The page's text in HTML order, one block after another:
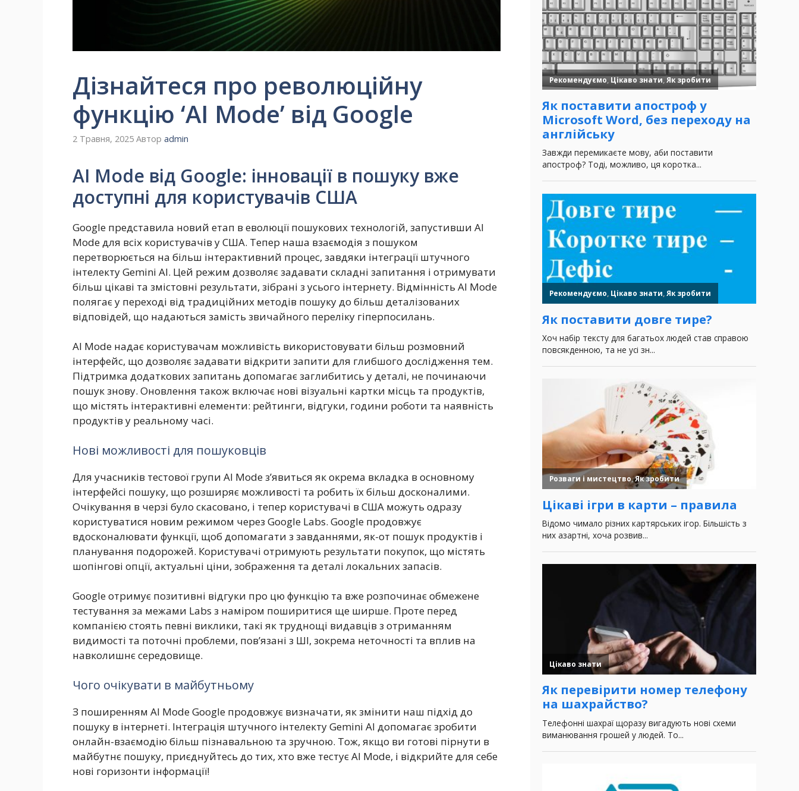
Дізнайтеся про революційну
функцію ‘AI Mode’ від Google
2 Травня, 2025 Автор admin
AI Mode від Google: інновації в пошуку вже
доступні для користувачів США
Google представила новий етап в еволюції пошукових технологій, запустивши AI
Mode для всіх користувачів у США. Тепер наша взаємодія з пошуком
перетворюється на більш інтерактивний процес, завдяки інтеграції штучного
інтелекту Gemini AI. Цей режим дозволяє задавати складні запитання і отримувати
більш цікаві та змістовні результати, зібрані з усього інтернету. Відмінність AI Mode
полягає у переході від традиційних методів пошуку до більш деталізованих
відповідей, що надаються замість звичайного переліку гіперпосилань.
AI Mode надає користувачам можливість використовувати більш розмовний
інтерфейс, що дозволяє задавати відкрити запити для глибшого дослідження тем.
Підтримка додаткових запитань допомагає заглибитись у деталі, не починаючи
пошук знову. Оновлення також включає нові візуальні картки місць та продуктів,
що містять інтерактивні елементи: рейтинги, відгуки, години роботи та наявність
продуктів у реальному часі.
Нові можливості для пошуковців
Для учасників тестової групи AI Mode з’явиться як окрема вкладка в основному
інтерфейсі пошуку, що розширяє можливості та робить їх більш досконалими.
Очікування в черзі було скасовано, і тепер користувачі в США можуть одразу
користуватися новим режимом через Google Labs. Google продовжує
вдосконалювати функції, щоб допомагати з завданнями, як-от пошук продуктів і
планування подорожей. Користувачі отримують результати покупок, що містять
шопінгові опції, актуальні ціни, зображення та деталі локальних запасів.
Google отримує позитивні відгуки про цю функцію та вже розпочинає обмежене
тестування за межами Labs з наміром поширитися ще ширше. Проте перед
компанією стоять певні виклики, такі як труднощі видавців з отриманням
видимості та поточні проблеми, пов’язані з ШІ, зокрема неточності та вплив на
навколишнє середовище.
Чого очікувати в майбутньому
З поширенням AI Mode Google продовжує визначати, як змінити наш підхід до
пошуку в інтернеті. Інтеграція штучного інтелекту Gemini AI допомагає зробити
онлайн-взаємодію більш пізнавальною та зручною. Тож, якщо ви готові пірнути в
майбутнє пошуку, приєднуйтесь до тих, хто вже тестує AI Mode, і відкрийте для себе
нові горизонти інформації!